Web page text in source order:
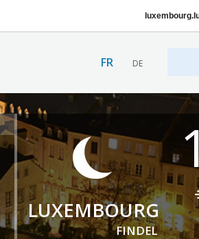
FR DE
LUXEMBOURG
FINDEL